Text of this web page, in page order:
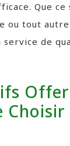
Que ce
ou tout
de